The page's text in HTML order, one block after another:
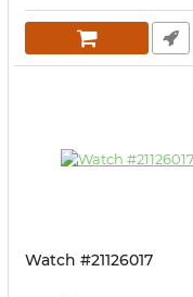
Watch #21126017